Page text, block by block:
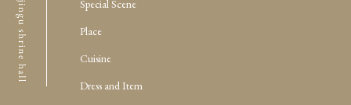
Special Scene
Place
Cuisine
Dress and Item